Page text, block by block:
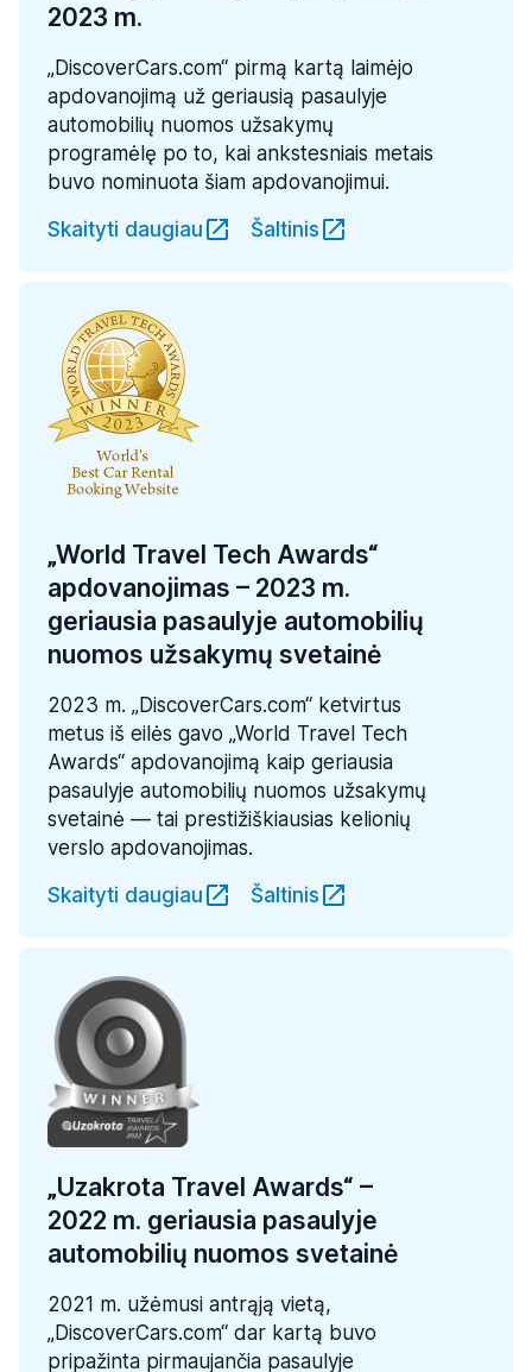
2023 m.
„DiscoverCars.com“ pirmą kartą laimėjo
apdovanojimą už geriausią pasaulyje
automobilių nuomos užsakymų
programėlę po to, kai ankstesniais metais
buvo nominuota šiam apdovanojimui.
Skaityti daugiau
Šaltinis
„World Travel Tech Awards“
apdovanojimas – 2023 m.
geriausia pasaulyje automobilių
nuomos užsakymų svetainė
2023 m. „DiscoverCars.com“ ketvirtus
metus iš eilės gavo „World Travel Tech
Awards“ apdovanojimą kaip geriausia
pasaulyje automobilių nuomos užsakymų
svetainė — tai prestižiškiausias kelionių
verslo apdovanojimas.
Skaityti daugiau
Šaltinis
„Uzakrota Travel Awards“ –
2022 m. geriausia pasaulyje
automobilių nuomos svetainė
2021 m. užėmusi antrąją vietą,
„DiscoverCars.com“ dar kartą buvo
pripažinta pirmaujančia pasaulyje